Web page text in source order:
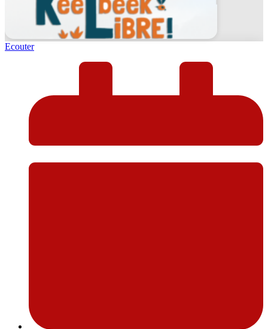
Ecouter